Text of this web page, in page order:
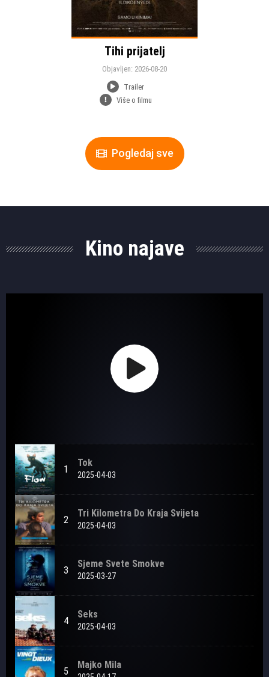
Tihi prijatelj
Objavljen: 2026-08-20
Trailer
Više o filmu
Pogledaj sve
Kino najave
1
Tok
2025-04-03
2
Tri Kilometra Do Kraja Svijeta
2025-04-03
3
Sjeme Svete Smokve
2025-03-27
4
Seks
2025-04-03
5
Majko Mila